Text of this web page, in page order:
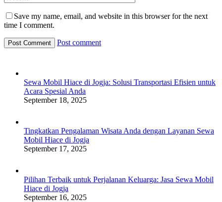
Save my name, email, and website in this browser for the next
time I comment.
Post comment
Sewa Mobil Hiace di Jogja: Solusi Transportasi Efisien untuk
Acara Spesial Anda
September 18, 2025
Tingkatkan Pengalaman Wisata Anda dengan Layanan Sewa
Mobil Hiace di Jogja
September 17, 2025
Pilihan Terbaik untuk Perjalanan Keluarga: Jasa Sewa Mobil
Hiace di Jogja
September 16, 2025